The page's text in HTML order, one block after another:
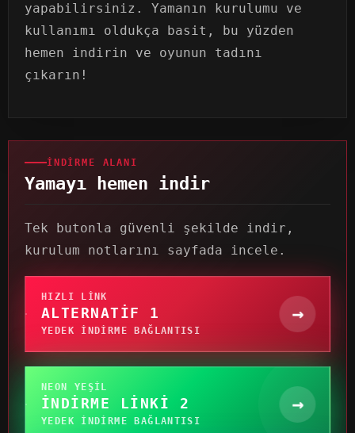
yapabilirsiniz. Yamanın kurulumu ve
kullanımı oldukça basit, bu yüzden
hemen indirin ve oyunun tadını
çıkarın!
İNDIRME ALANI
Yamayı hemen indir
Tek butonla güvenli şekilde indir,
kurulum notlarını sayfada incele.
HIZLI LINK
ALTERNATIF 1
YEDEK INDIRME BAĞLANTISI
→
NEON YEŞIL
İNDIRME LINKI 2
YEDEK INDIRME BAĞLANTISI
→